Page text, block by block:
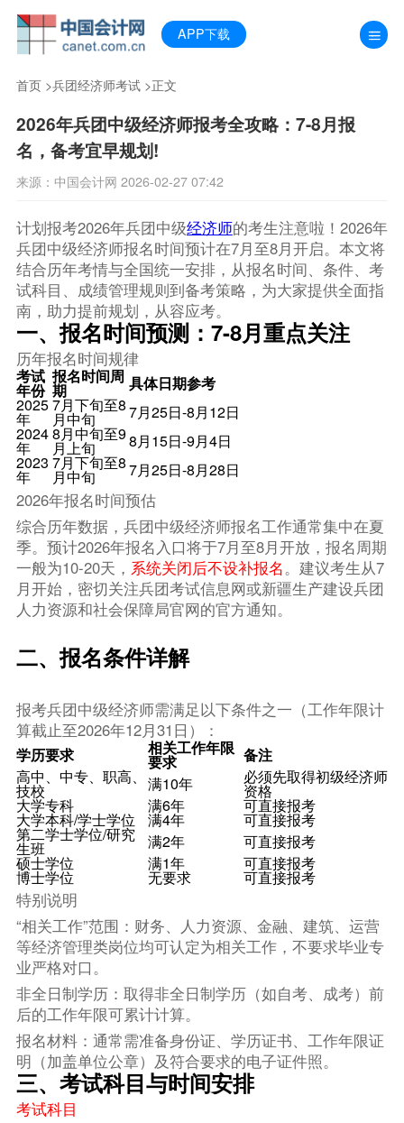
APP下载
首页>兵团经济师考试>正文
2026年兵团中级经济师报考全攻略：7-8月报
名，备考宜早规划!
来源：中国会计网 2026-02-27 07:42
计划报考2026年兵团中级经济师的考生注意啦！2026年
兵团中级经济师报名时间预计在7月至8月开启。本文将
结合历年考情与全国统一安排，从报名时间、条件、考
试科目、成绩管理规则到备考策略，为大家提供全面指
南，助力提前规划，从容应考。
一、报名时间预测：7-8月重点关注
历年报名时间规律
考试
年份
报名时间周
期
具体日期参考
2025
年
7月下旬至8
月中旬
7月25日-8月12日
2024
年
8月中旬至9
月上旬
8月15日-9月4日
2023
年
7月下旬至8
月中旬 7月25日-8月28日
2026年报名时间预估
综合历年数据，兵团中级经济师报名工作通常集中在夏
季。预计2026年报名入口将于7月至8月开放，报名周期
一般为10-20天， 系统关闭后不设补报名。建议考生从7
月开始，密切关注兵团考试信息网或新疆生产建设兵团
人力资源和社会保障局官网的官方通知。
二、报名条件详解
报考兵团中级经济师需满足以下条件之一（工作年限计
算截止至2026年12月31日）：
学历要求 相关工作年限
要求
备注
高中、中专、职高、
技校 满10年 必须先取得初级经济师
资格
大学专科 满6年 可直接报考
大学本科/学士学位 满4年 可直接报考
第二学士学位/研究
生班 满2年
可直接报考
硕士学位
满1年 可直接报考
博士学位 无要求 可直接报考
特别说明
“相关工作”范围：财务、人力资源、金融、建筑、运营
等经济管理类岗位均可认定为相关工作，不要求毕业专
业严格对口。
非全日制学历：取得非全日制学历（如自考、成考）前
后的工作年限可累计计算。
报名材料：通常需准备身份证、学历证书、工作年限证
明（加盖单位公章）及符合要求的电子证件照。
三、考试科目与时间安排
考试科目